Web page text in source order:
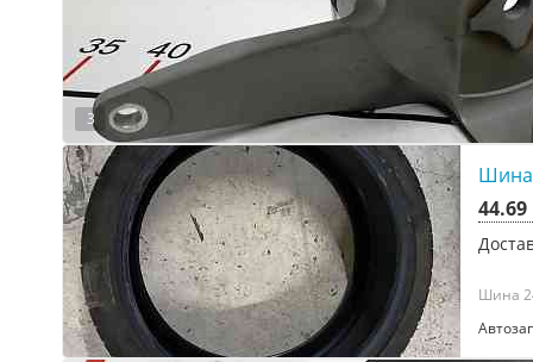
3
Шина
44.69
Шина